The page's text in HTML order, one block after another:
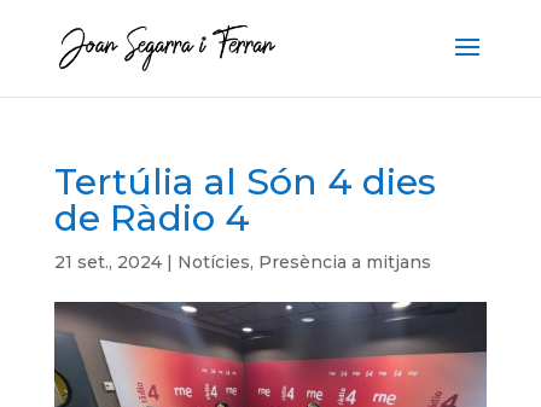
Tertúlia al Són 4 dies
de Ràdio 4
21 set., 2024| Notícies, Presència a mitjans